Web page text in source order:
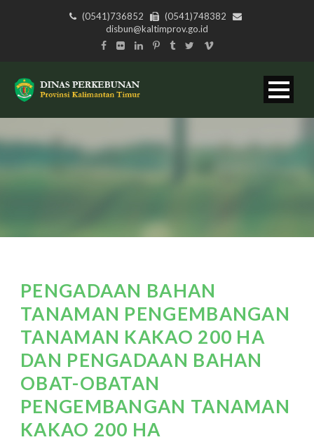
(0541)736852
(0541)748382
disbun@kaltimprov.go.id
PENGADAAN BAHAN
TANAMAN PENGEMBANGAN
TANAMAN KAKAO 200 HA
DAN PENGADAAN BAHAN
OBAT-OBATAN
PENGEMBANGAN TANAMAN
KAKAO 200 HA